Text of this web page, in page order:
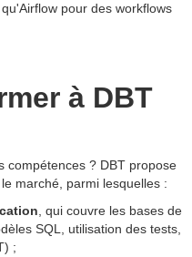
pour des workflows
à DBT
compétences ? DBT propose
marché, parmi lesquelles :
, qui couvre les bases de
SQL, utilisation des tests,
;